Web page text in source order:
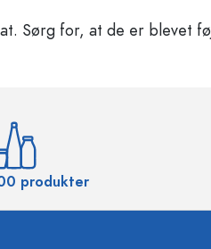
Sørg for, at de er blevet
produkter